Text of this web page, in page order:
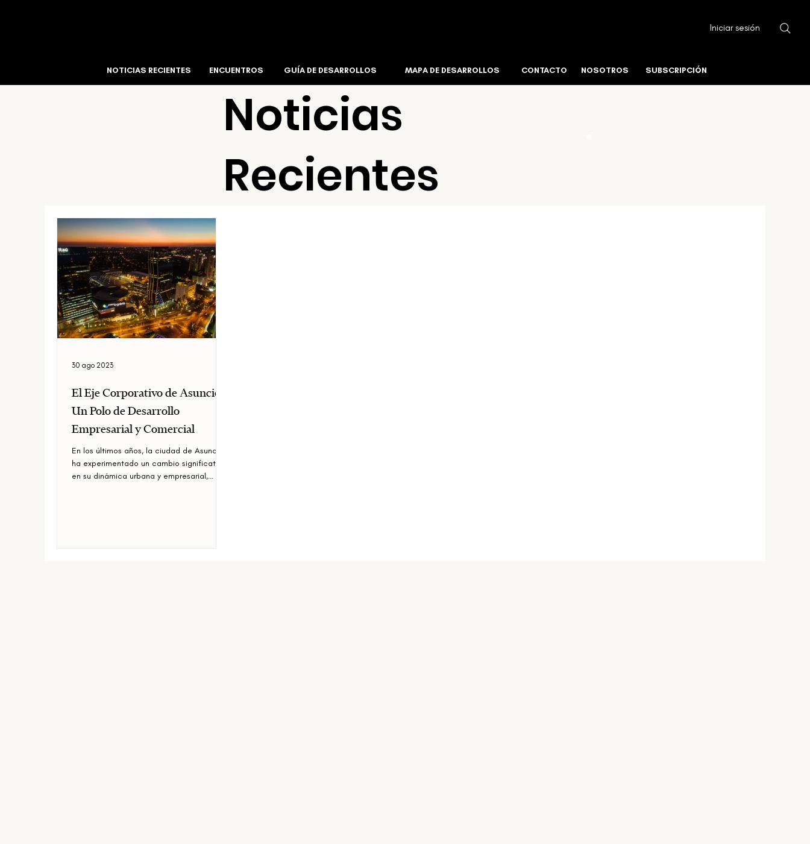
Iniciar sesión
Noticias
Recientes
El Eje Corporativo de Asunción:
Un Polo de Desarrollo
Empresarial y Comercial
En los últimos años, la ciudad de Asunción
ha experimentado un cambio significativo
en su dinámica urbana y empresarial,
30 ago 2023
NOTICIAS RECIENTES ENCUENTROS GUÍA DE DESARROLLOS MAPA DE DESARROLLOS CONTACTO NOSOTROS SUBSCRIPCIÓN